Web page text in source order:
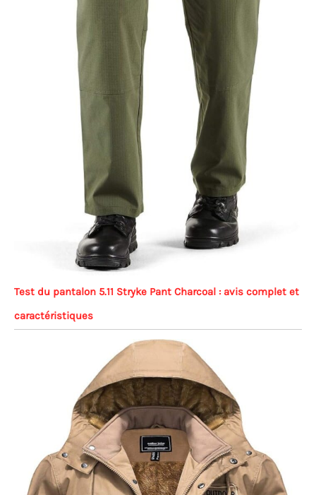
Test du pantalon 5.11 Stryke Pant Charcoal : avis complet et
caractéristiques